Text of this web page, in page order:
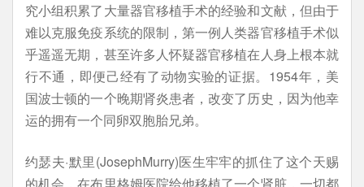
究小组积累了大量器官移植手术的经验和文献，但由于
难以克服免疫系统的限制，第一例人类器官移植手术似
乎遥遥无期，甚至许多人怀疑器官移植在人身上根本就
行不通，即便己经有了动物实验的证据。1954年，美
国波士顿的一个晚期肾炎患者，改变了历史，因为他幸
运的拥有一个同卵双胞胎兄弟。
约瑟夫·默里(JosephMurry)医生牢牢的抓住了这个天赐